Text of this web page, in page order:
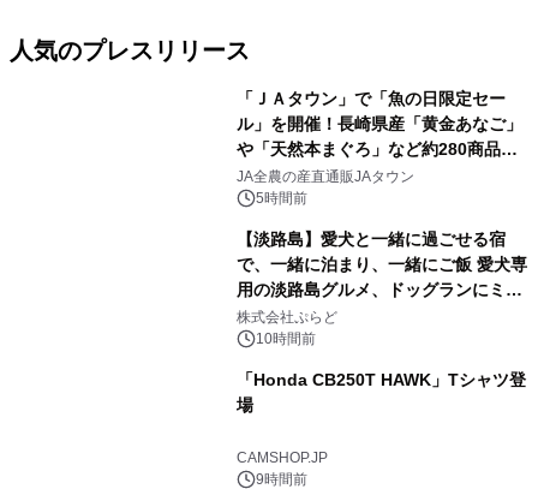
人気のプレスリリース
「ＪＡタウン」で「魚の日限定セー
ル」を開催！長崎県産「黄金あなご」
や「天然本まぐろ」など約280商品を
販売！～毎月１０日の定例企画～
JA全農の産直通販JAタウン
5時間前
【淡路島】愛犬と一緒に過ごせる宿
で、一緒に泊まり、一緒にご飯 愛犬専
用の淡路島グルメ、ドッグランにミニ
プール グランピングとトレーラーハウ
スの2施設で
株式会社ぷらど
10時間前
「Honda CB250T HAWK」Tシャツ登
場
CAMSHOP.JP
9時間前